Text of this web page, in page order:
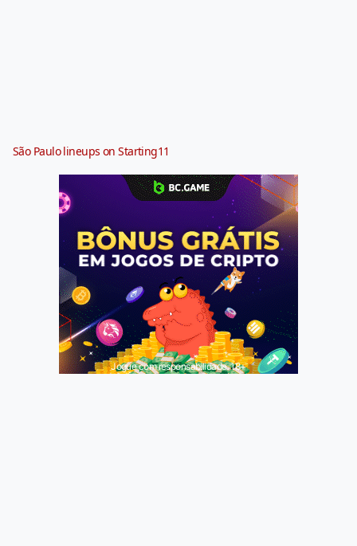
São Paulo lineups on Starting11
Jogue com responsabilidade. 18+